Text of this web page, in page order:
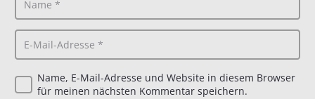
Name, E-Mail-Adresse und Website in diesem Browser
für meinen nächsten Kommentar speichern.